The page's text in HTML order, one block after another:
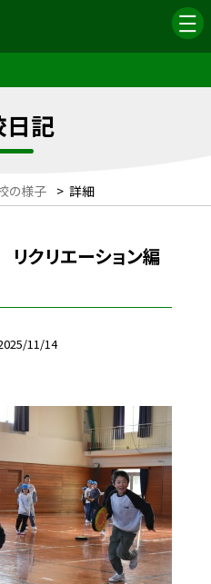
日記
の様子 > 詳細
クリエーション編
11/14